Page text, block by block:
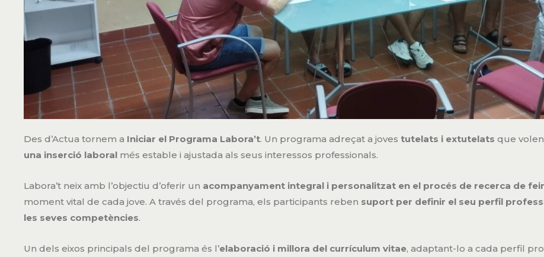
Des d’Actua tornem a Iniciar el Programa Labora’t. Un programa adreçat a joves tutelats i extutelats que volen
una inserció laboral més estable i ajustada als seus interessos professionals.
Labora’t neix amb l’objectiu d’oferir un acompanyament integral i personalitzat en el procés de recerca de
moment vital de cada jove. A través del programa, els participants reben suport per definir el seu perfil
les seves competències.
Un dels eixos principals del programa és l’elaboració i millora del currículum vitae, adaptant-lo a cada perfil